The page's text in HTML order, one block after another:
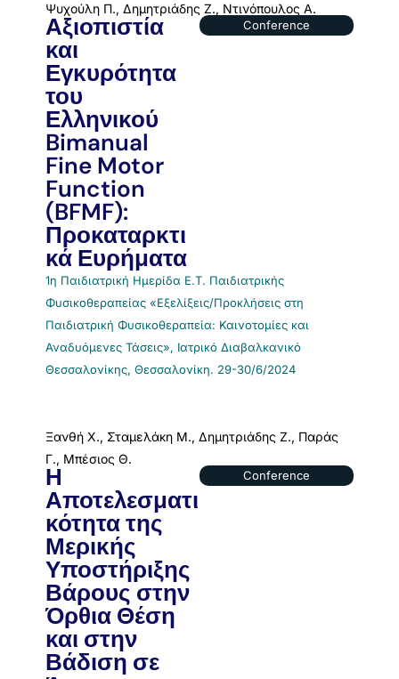
Ψυχούλη Π., Δημητριάδης Ζ., Ντινόπουλος Α.
Αξιοπιστία
και
Εγκυρότητα
του
Ελληνικού
Bimanual
Fine Motor
Function
(BFMF):
Προκαταρκτι
κά Ευρήματα
Conference
1η Παιδιατρική Ημερίδα Ε.Τ. Παιδιατρικής
Φυσικοθεραπείας «Εξελίξεις/Προκλήσεις στη
Παιδιατρική Φυσικοθεραπεία: Καινοτομίες και
Αναδυόμενες Τάσεις», Ιατρικό Διαβαλκανικό
Θεσσαλονίκης, Θεσσαλονίκη. 29-30/6/2024
Ξανθή Χ., Σταμελάκη Μ., Δημητριάδης Ζ., Παράς
Γ., Μπέσιος Θ.
Η
Αποτελεσματι
κότητα της
Μερικής
Υποστήριξης
Βάρους στην
Όρθια Θέση
και στην
Βάδιση σε
Conference